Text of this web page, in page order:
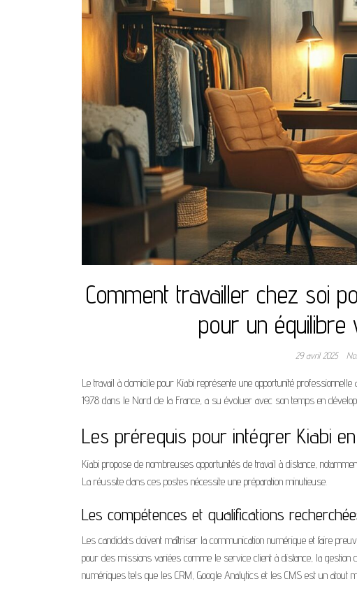
Comment travailler chez soi
pour un
29 avril 2025
Le travail à domicile pour Kiabi représente une opportunité
1978 dans le Nord de la France, a su évoluer avec son temps en
Les prérequis pour intégrer Kiabi
Kiabi propose de nombreuses opportunités de travail à distance,
La réussite dans ces postes nécessite une préparation minutieuse.
Les compétences et qualifications
Les candidats doivent maîtriser la communication numérique et faire
pour des missions variées comme le service client à distance, la
numériques tels que les CRM, Google Analytics et les CMS est un atout